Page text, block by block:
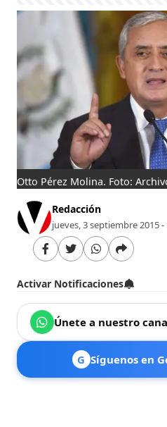
Otto Pérez Molina. Foto:
Redacción
jueves, 3 septiembre 2015 -
Activar Notificaciones
Únete a nuestro
G Síguenos en